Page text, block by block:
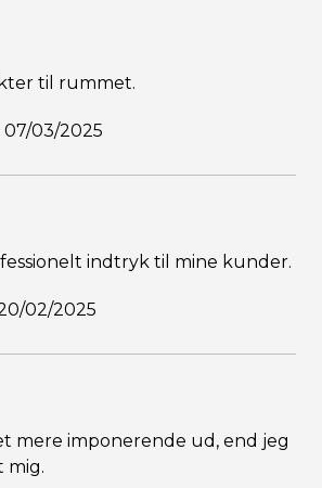
til rummet.
07/03/2025
indtryk til mine kunder.
02/2025
mere imponerende ud, end jeg
mig.